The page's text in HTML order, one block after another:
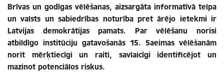
Brīvas un godīgas vēlēšanas, aizsargāta informatīvā telpa
un valsts un sabiedrības noturība pret ārējo ietekmi ir
Latvijas demokrātijas pamats. Par vēlēšanu norisi
atbildīgo institūciju gatavošanās 15. Saeimas vēlēšanām
norit mērķtiecīgi un raiti, savlaicīgi identificējot un
mazinot potenciālos riskus.